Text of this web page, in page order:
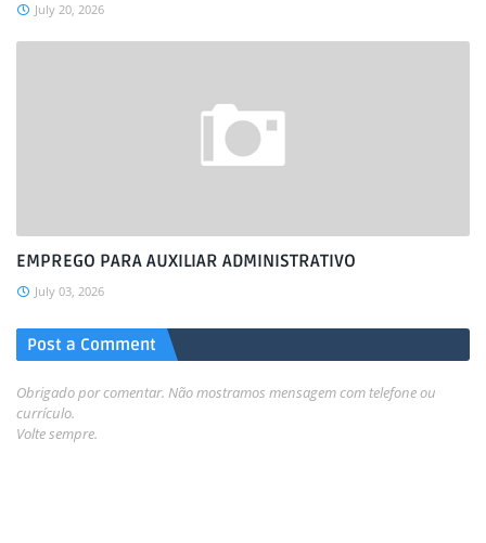
July 20, 2026
EMPREGO PARA AUXILIAR ADMINISTRATIVO
July 03, 2026
Post a Comment
Obrigado por comentar. Não mostramos mensagem com telefone ou
currículo.
Volte sempre.